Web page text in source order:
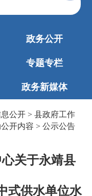
政务公开
专题专栏
政务新媒体
公开 > 县政府工作
开内容 > 公示公告
关于永靖县
式供水单位水